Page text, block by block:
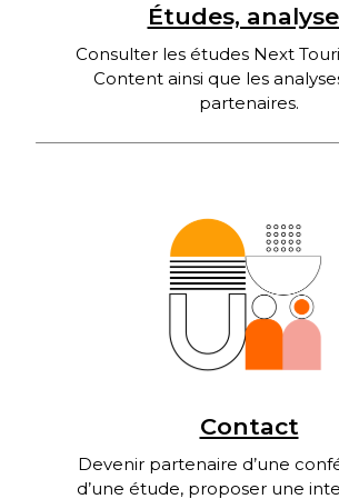
Études,
Consulter les études Next
Content ainsi que les
partenaires.
Contact
Devenir partenaire d’une
d’une étude, proposer une